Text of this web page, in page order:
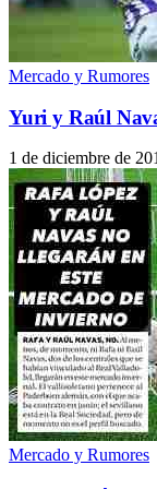
Mercado y Rumores
Yuri y Raúl
1 de diciembre de
Mercado y Rumores